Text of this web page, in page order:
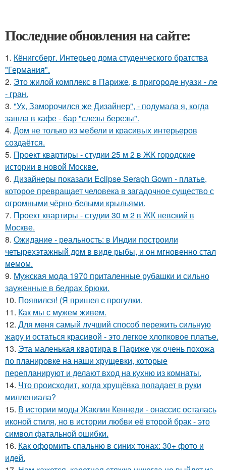
Последние обновления на сайте:
1. Кёнигсберг. Интерьер дома студенческого братства
"Германия".
2. Это жилой комплекс в Париже, в пригороде нуази - ле
- гран.
3. "Ух, Заморочился же Дизайнер", - подумала я, когда
зашла в кафе - бар "слезы березы".
4. Дом не только из мебели и красивых интерьеров
создаётся.
5. Проект квартиры - студии 25 м 2 в ЖК городские
истории в новой Москве.
6. Дизайнеры показали Eclipse Seraph Gown - платье,
которое превращает человека в загадочное существо с
огромными чёрно-белыми крыльями.
7. Проект квартиры - студии 30 м 2 в ЖК невский в
Москве.
8. Ожидание - реальность: в Индии построили
четырехэтажный дом в виде рыбы, и он мгновенно стал
мемом.
9. Мужская мода 1970 приталенные рубашки и сильно
зауженные в бедрах брюки.
10. Появился! (Я пришел с прогулки.
11. Как мы с мужем живем.
12. Для меня самый лучший способ пережить сильную
жару и остаться красивой - это легкое хлопковое платье.
13. Эта маленькая квартира в Париже уж очень похожа
по планировке на наши хрущевки, которые
перепланируют и делают вход на кухню из комнаты.
14. Что происходит, когда хрущёвка попадает в руки
миллениала?
15. В истории моды Жаклин Кеннеди - онассис осталась
иконой стиля, но в истории любви её второй брак - это
символ фатальной ошибки.
16. Как оформить спальню в синих тонах: 30+ фото и
идей.